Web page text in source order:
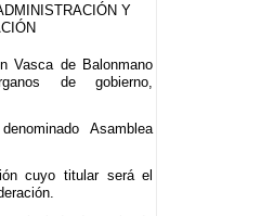
Y
Vasca de Balonmano
de gobierno,
Asamblea
cuyo titular será el